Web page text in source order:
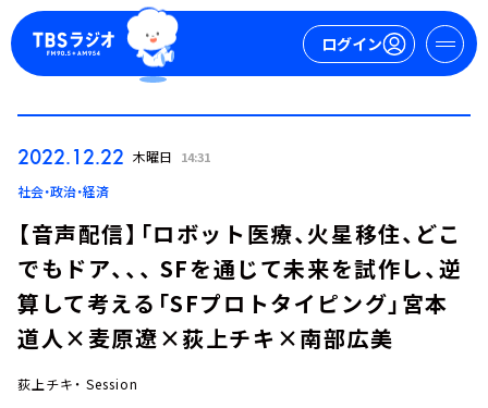
ログイン
今日の番組表
2022.12.22 木曜日 14:31
社会・政治・経済
【音声配信】「ロボット医療、火星移住、どこ
でもドア、、、 SFを通じて未来を試作し、逆
算して考える「SFプロトタイピング」宮本
道人×麦原遼×荻上チキ×南部広美
荻上チキ・ Session